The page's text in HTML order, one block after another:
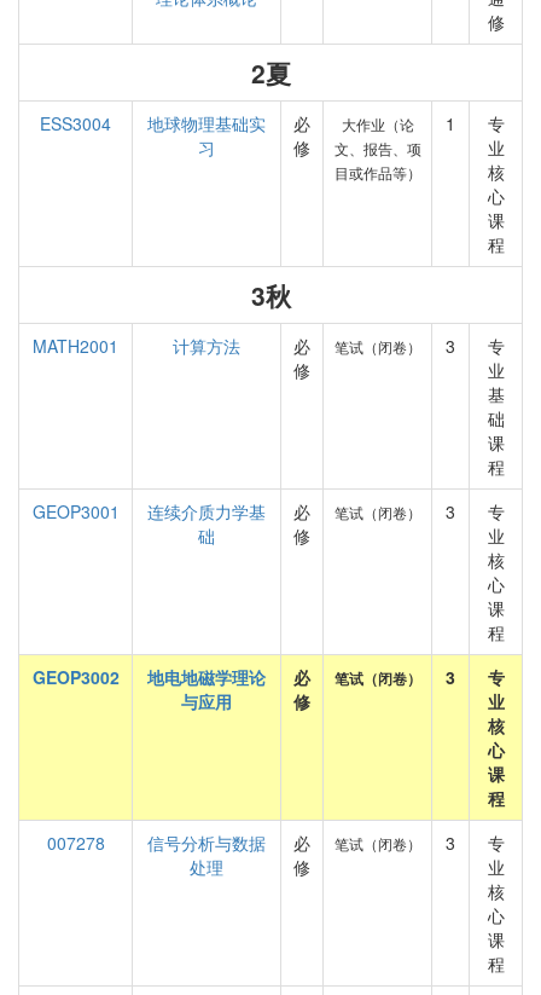
修
2夏
ESS3004
地球物理基础实
习
必
修
大作业（论
文、报告、项
目或作品等）
1
专
业
核
心
课
程
3秋
MATH2001 计算方法
必
修
笔试（闭卷） 3
专
业
基
础
课
程
GEOP3001
连续介质力学基
础
必
修
笔试（闭卷） 3
专
业
核
心
课
程
GEOP3002
地电地磁学理论
与应用
必
修
笔试（闭卷） 3
专
业
核
心
课
程
007278
信号分析与数据
处理
必
修
笔试（闭卷） 3
专
业
核
心
课
程